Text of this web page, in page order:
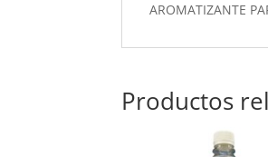
AROMATIZANTE
Productos